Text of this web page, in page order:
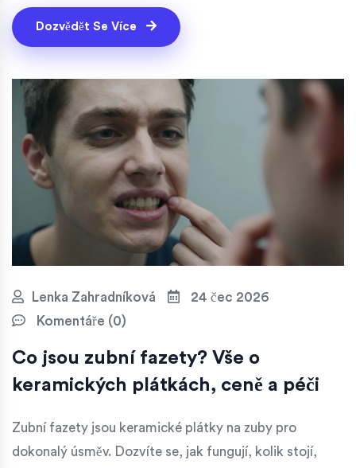
Dozvědět Se Více
Lenka Zahradníková
24 čec 2026
Komentáře (0)
Co jsou zubní fazety? Vše o
keramických plátkách, ceně a péči
Zubní fazety jsou keramické plátky na zuby pro
dokonalý úsměv. Dozvíte se, jak fungují, kolik stojí,